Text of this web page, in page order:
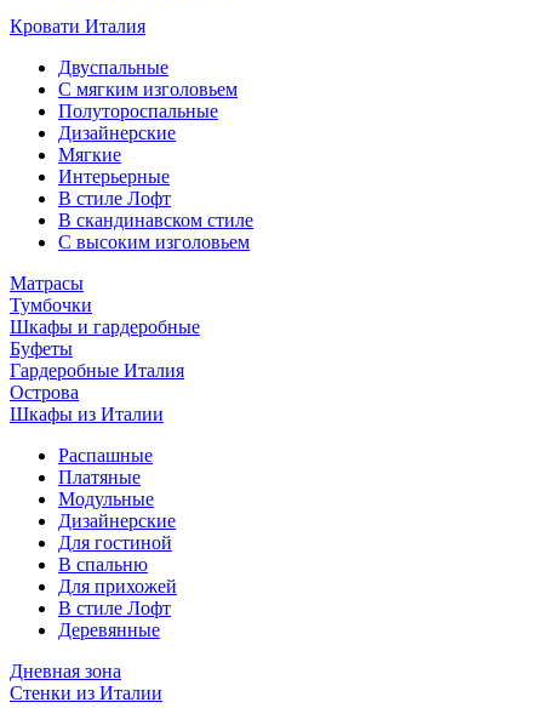
Кровати Италия
Двуспальные
С мягким изголовьем
Полутороспальные
Дизайнерские
Мягкие
Интерьерные
В стиле Лофт
В скандинавском стиле
С высоким изголовьем
Матрасы
Тумбочки
Шкафы и гардеробные
Буфеты
Гардеробные Италия
Острова
Шкафы из Италии
Распашные
Платяные
Модульные
Дизайнерские
Для гостиной
В спальню
Для прихожей
В стиле Лофт
Деревянные
Дневная зона
Стенки из Италии